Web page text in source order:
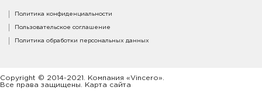
Политика конфиденциальности
Пользовательское соглашение
Политика обработки персональных данных
Copyright © 2014-2021. Компания «Vincero».
Все права защищены. Карта сайта